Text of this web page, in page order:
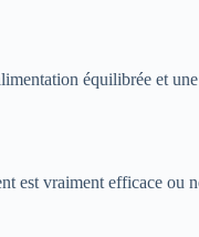
équilibrée et
est vraiment efficace